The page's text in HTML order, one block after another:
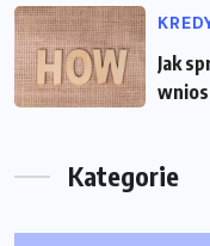
Jak
Kategorie